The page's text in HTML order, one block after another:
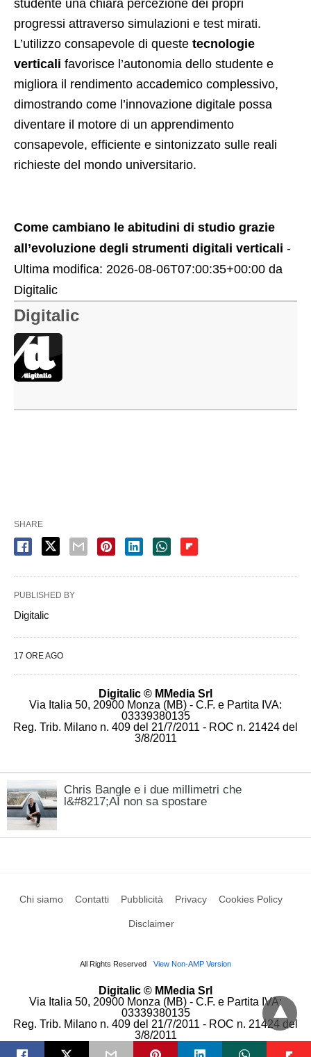
Chris Bangle e i due millimetri che
l&#8217;AI non sa spostare
Chi siamo Contatti Pubblicità Privacy Cookies Policy
Disclaimer
All Rights Reserved View Non-AMP Version
Digitalic © MMedia Srl
Via Italia 50, 20900 Monza (MB) - C.F. e Partita IVA:
03339380135
Reg. Trib. Milano n. 409 del 21/7/2011 - ROC n. 21424 del
3/8/2011